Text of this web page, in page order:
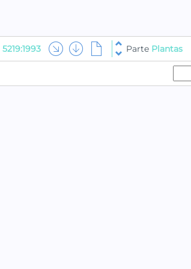
5219:1993 Parte Plantas